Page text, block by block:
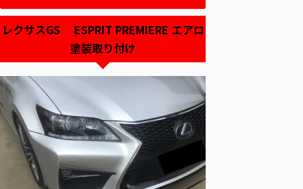
レクサスGS ESPRIT PREMIERE エアロ
塗装取り付け